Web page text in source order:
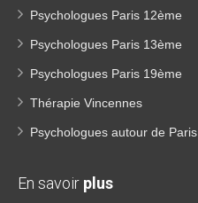
Psychologues Paris 12ème
Psychologues Paris 13ème
Psychologues Paris 19ème
Thérapie Vincennes
Psychologues autour de Paris
En savoir plus